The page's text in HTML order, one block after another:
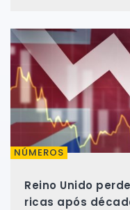
NÚMEROS
Reino Unido
ricas após